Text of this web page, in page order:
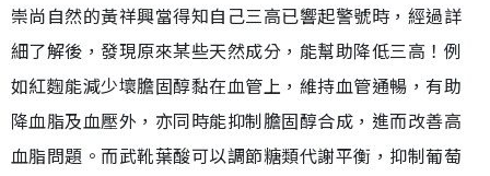
崇尚自然的黃祥興當得知自己三高已響起警號時，經過詳
細了解後，發現原來某些天然成分，能幫助降低三高！例
如紅麴能減少壞膽固醇黏在血管上，維持血管通暢，有助
降血脂及血壓外，亦同時能抑制膽固醇合成，進而改善高
血脂問題。而武靴葉酸可以調節糖類代謝平衡，抑制葡萄